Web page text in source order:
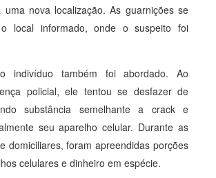
uma nova localização. As guarnições se
local informado, onde o suspeito foi
indivíduo também foi abordado. Ao
policial, ele tentou se desfazer de
substância semelhante a crack e
seu aparelho celular. Durante as
domiciliares, foram apreendidas porções
celulares e dinheiro em espécie.